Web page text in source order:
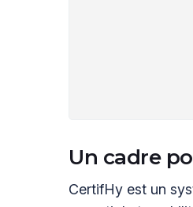
Un cadre
CertifHy est un